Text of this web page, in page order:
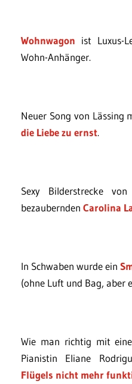
Wohnwagon ist Luxus-
Wohn-Anhänger.
Neuer Song von Lässing
die Liebe zu ernst.
Sexy Bilderstrecke
bezaubernden Carolina
In Schwaben wurde ein
(ohne Luft und Bag, aber
Wie man richtig mit
Pianistin Eliane
Flügels nicht mehr